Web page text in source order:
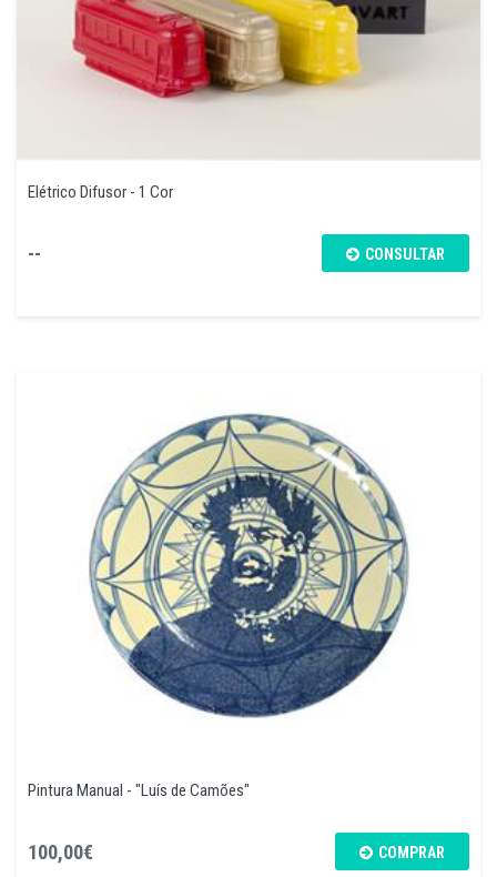
Elétrico Difusor - 1 Cor
-- CONSULTAR
Pintura Manual - "Luís de Camões"
100,00€ COMPRAR